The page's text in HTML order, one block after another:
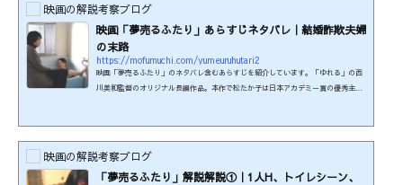
映画の解説考察ブログ
映画「夢売るふたり」あらすじネタバレ｜結婚詐欺夫婦
の末路
https://mofumuchi.com/yumeuruhutari2
映画「夢売るふたり」のネタバレ含むあらすじを紹介しています。「ゆれる」の西
川美和監督のオリジナル長編作品。本作で松たか子は日本アカデミー賞の優秀主演
報です。最新の配信状況は各配信サイトにてご確認ください。キ...
映画の解説考察ブログ
「夢売るふたり」解説解説①｜1人H、トイレシーン、